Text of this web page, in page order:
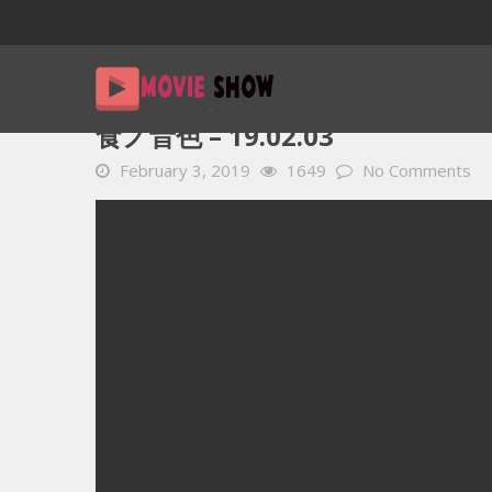
Home
食ノ音色 – 19.02.03
February 3, 2019 1649 No Comments